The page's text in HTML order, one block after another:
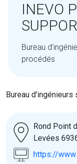
INEVO
Bureau
procédés
Bureau
Rond Point
Levées
https://